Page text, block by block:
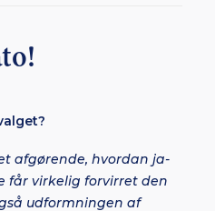
afgørende, hvordan ja-
får virkelig forvirret den
udformningen af